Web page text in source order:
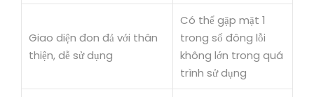
Giao diện đon đả với thân
thiện, dễ sử dụng
Có thể gặp mặt 1
trong số đông lỗi
không lớn trong quá
trình sử dụng